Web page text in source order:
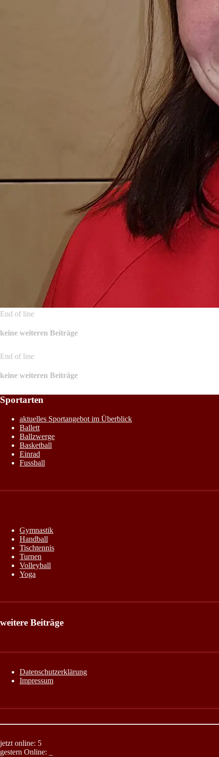
End of line
keine weiteren Beiträge
End of line
keine weiteren Beiträge
Sportarten
aktuelles Sportangebot im Überblick
Ballett
Ballzwerge
Basketball
Einrad
Fussball
Gymnastik
Handball
Tischtennis
Turnen
Volleyball
Yoga
weitere Beiträge
Datenschutzerklärung
Impressum
jetzt online: 5
gestern Online: